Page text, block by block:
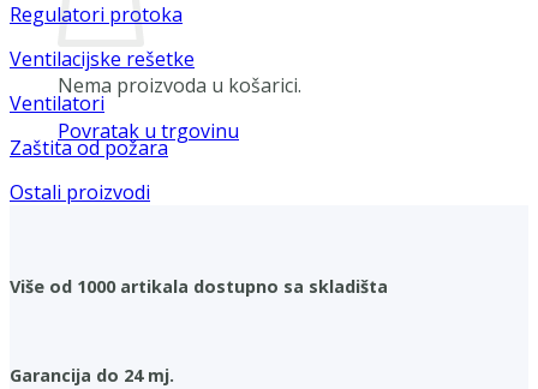
Nema proizvoda u košarici.
Povratak u trgovinu
Regulatori protoka
Ventilacijske rešetke
Ventilatori
Zaštita od požara
Ostali proizvodi
Više od 1000 artikala dostupno sa skladišta
Garancija do 24 mj.